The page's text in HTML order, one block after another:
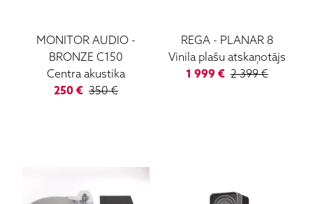
MONITOR AUDIO -
BRONZE C150
Centra akustika
250 € 350€
REGA- PLANAR 8
Vinila plašu atskaņotājs
1 999€ 2 399€